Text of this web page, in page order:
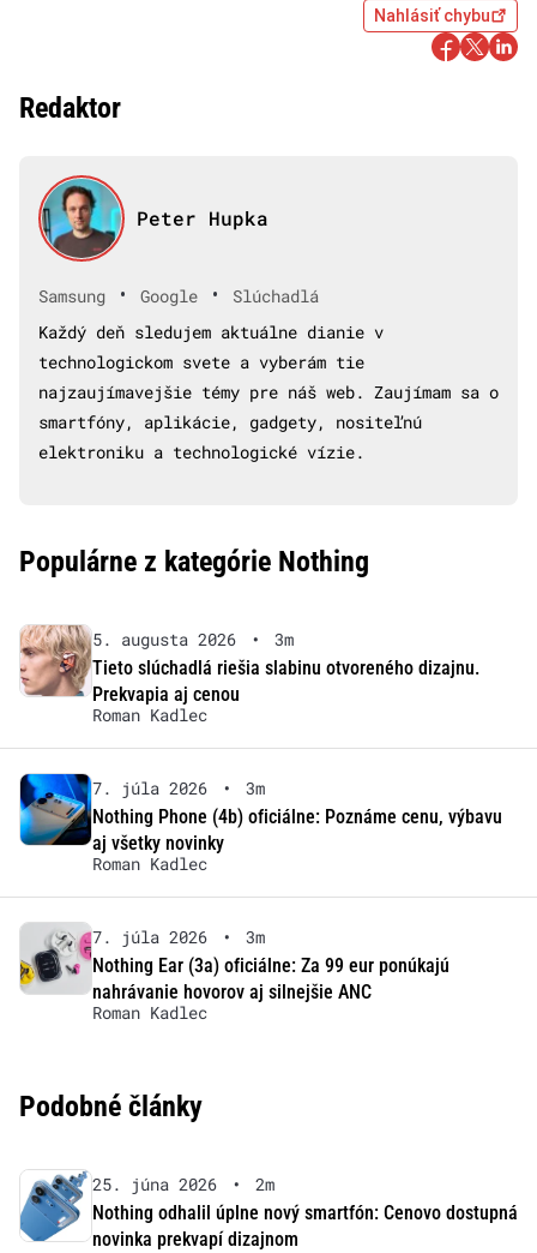
Nahlásiť chybu
Redaktor
Peter Hupka
Samsung • Google •
Slúchadlá
Každý deň sledujem aktuálne dianie v
technologickom svete a vyberám tie
najzaujímavejšie témy pre náš web. Zaujímam sa o
smartfóny, aplikácie, gadgety, nositeľnú
elektroniku a technologické vízie.
Populárne z kategórie Nothing
5. augusta 2026 •
3m
Tieto slúchadlá riešia slabinu otvoreného dizajnu.
Prekvapia aj cenou
Roman Kadlec
7. júla 2026 •
3m
Nothing Phone (4b) oficiálne: Poznáme cenu, výbavu
aj všetky novinky
Roman Kadlec
7. júla 2026 •
3m
Nothing Ear (3a) oficiálne: Za 99 eur ponúkajú
nahrávanie hovorov aj silnejšie ANC
Roman Kadlec
Podobné články
25. júna 2026 •
2m
Nothing odhalil úplne nový smartfón: Cenovo dostupná
novinka prekvapí dizajnom